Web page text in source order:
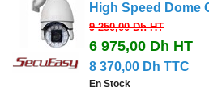
High Speed Dome
9 250,00 DhHT
6 975,00 Dh HT
8 370,00 Dh TTC
En Stock